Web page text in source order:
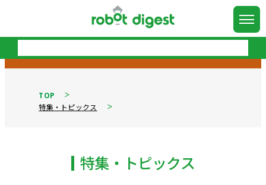
TOP
特集・トピックス
特集・トピックス